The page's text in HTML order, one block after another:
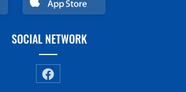
SOCIAL NETWORK